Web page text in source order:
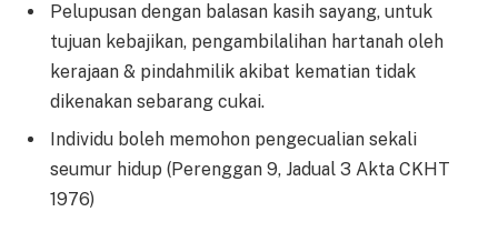
Pelupusan dengan balasan kasih sayang, untuk
tujuan kebajikan, pengambilalihan hartanah oleh
kerajaan & pindahmilik akibat kematian tidak
dikenakan sebarang cukai.
Individu boleh memohon pengecualian sekali
seumur hidup (Perenggan 9, Jadual 3 Akta CKHT
1976)